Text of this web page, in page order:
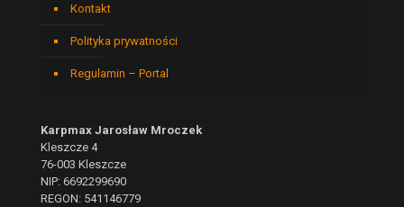
Kontakt
Polityka prywatności
Regulamin – Portal
Karpmax Jarosław Mroczek
Kleszcze 4
76-003 Kleszcze
NIP: 6692299690
REGON: 541146779